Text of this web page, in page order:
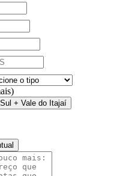
Sul + Vale do Itajaí